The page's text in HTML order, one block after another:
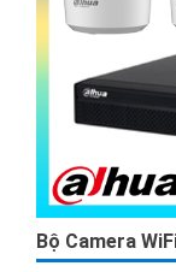
Bộ Camera